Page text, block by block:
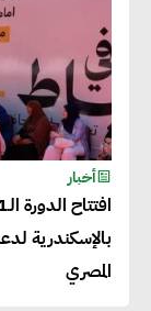
أخبار
بالإسكندرية
المصري